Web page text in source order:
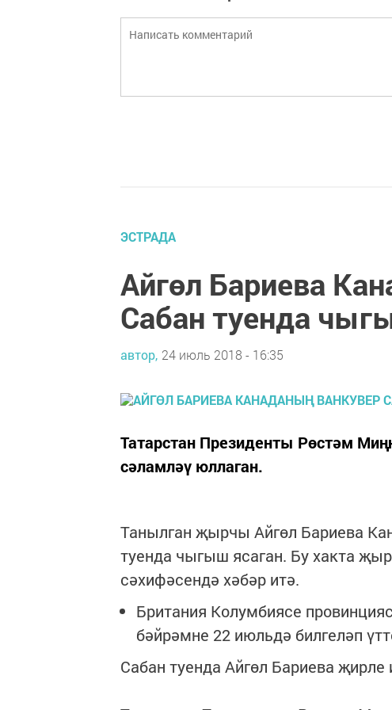
ЭСТРАДА
Айгөл Бариева
Сабан туенда
автор, 24 июль 2018 - 16:35
Татарстан Президенты Рөстәм
сәламләү юллаган.
Танылган җырчы Айгөл Бариева
туенда чыгыш ясаган. Бу хакта
сәхифәсендә хәбәр итә.
Британия Колумбиясе
бәйрәмне 22 июльдә билгеләп
Сабан туенда Айгөл Бариева